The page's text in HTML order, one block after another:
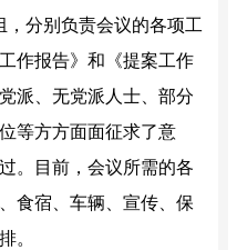
，分别负责会议的各项工
作报告》和《提案工作
派、无党派人士、部分
等方方面面征求了意
。目前，会议所需的各
食宿、车辆、宣传、保
。